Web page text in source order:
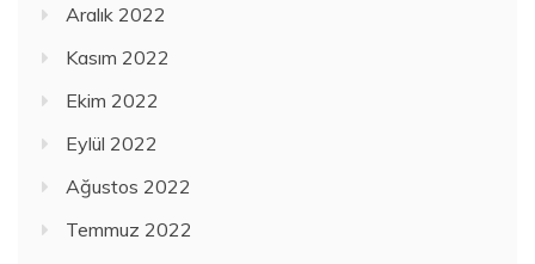
Aralık 2022
Kasım 2022
Ekim 2022
Eylül 2022
Ağustos 2022
Temmuz 2022